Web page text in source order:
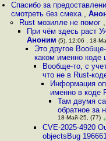
Спасибо за
смотреть без смеха ,
Rust мозилле не помог ,
При чём здесь раст
Аноним (5), 12:06 , 18-
Это другое
каком именно коде
Вообще-то, с
что не в Rust-
Информация
именно в коде
Там двумя
обратное за
18-Май-25, (77)
CVE-2025-4920
objectsBug